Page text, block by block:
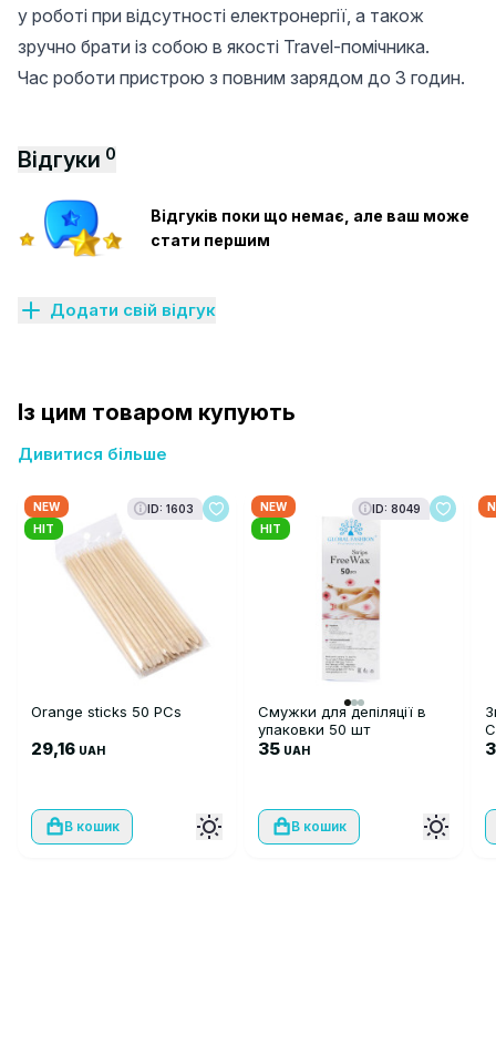
у роботі при відсутності електронергії, а також
зручно брати із собою в якості Travel-помічника.
Час роботи пристрою з повним зарядом до 3 годин.
Відгуки 0
Відгуків поки що немає, але ваш може
стати першим
Додати свій відгук
Із цим товаром купують
Дивитися більше
NEW
HIT
ID: 1603
Orange sticks 50 PCs
29,16 UAH
В кошик
NEW
HIT
ID: 8049
Смужки для депіляції в
упаковки 50 шт
35 UAH
В кошик